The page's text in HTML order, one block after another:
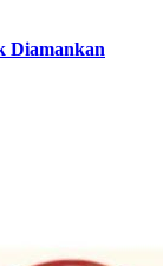
Diamankan